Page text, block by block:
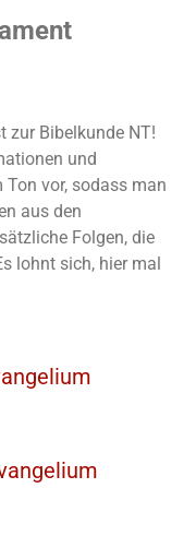
zur Bibelkunde NT!
und
vor, sodass man
aus den
Folgen, die
lohnt sich, hier mal